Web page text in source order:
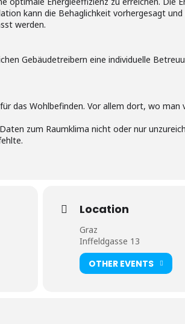
kann die Behaglichkeit vorhergesagt
werden.
Gebäudetreibern eine individuelle
das Wohlbefinden. Vor allem dort, wo man
zum Raumklima nicht oder nur
Location
Graz
Inffeldgasse 13
OTHER EVENTS